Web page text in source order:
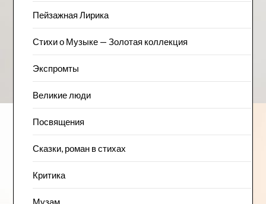
Пейзажна​я Лирика
Стихи о Музыке — Золотая коллекция
Экспромты
Великие люди
Посвящения
Сказки, роман в стихах
Критика
Музам